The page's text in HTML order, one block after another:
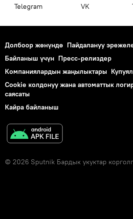
Telegram VK
Долбоор жөнүндө Пайдалануу
Байланыш үчүн Пресс-релиздер
Компаниялардын жаңылыктары
Cookie колдонуу жана автоматтык
саясаты
Кайра байланыш
© 2026 Sputnik Бардык укуктар